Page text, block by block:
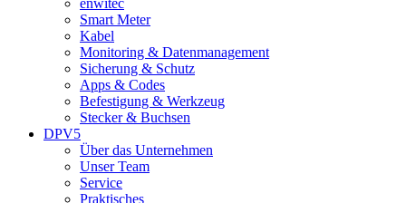
enwitec
Smart Meter
Kabel
Monitoring & Datenmanagement
Sicherung & Schutz
Apps & Codes
Befestigung & Werkzeug
Stecker & Buchsen
DPV5
Über das Unternehmen
Unser Team
Service
Praktisches